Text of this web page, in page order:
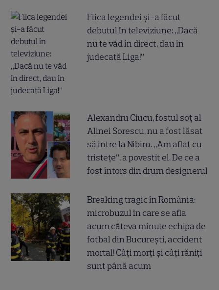
Fiica legendei și-a făcut
debutul în televiziune: „Dacă
nu te văd în direct, dau în
judecată Liga!”
Alexandru Ciucu, fostul soț al
Alinei Sorescu, nu a fost lăsat
să intre la Nibiru. „Am aflat cu
tristețe”, a povestit el. De ce a
fost întors din drum designerul
Breaking tragic în România:
microbuzul în care se afla
acum câteva minute echipa de
fotbal din București, accident
mortal! Câți morți și câți răniți
sunt până acum